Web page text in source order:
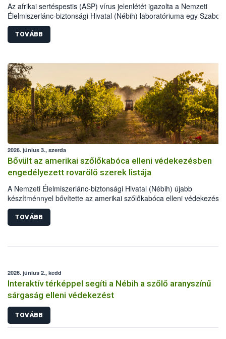
Az afrikai sertéspestis (ASP) vírus jelenlétét igazolta a Nemzeti
Élelmiszerlánc-biztonsági Hivatal (Nébih) laboratóriuma egy
Szatmár-Bereg vármegyei házisertés-állományban. Az országos
főállatorvos azonnali hatósági intézkedéseket rendelt el a betegség
további terjedésének megakadályozása érdekében. Az eset kiemelt
házi sertésekben. A hatóság a sertéstartókat a járványvédelmi
szigorú betartására kéri.
TOVÁBB
2026. június 3., szerda
Bővült az amerikai szőlőkabóca elleni védekezésben
engedélyezett rovarölő szerek listája
A Nemzeti Élelmiszerlánc-biztonsági Hivatal (Nébih) újabb
készítménnyel bővítette az amerikai szőlőkabóca elleni védekezésre
engedélyezett rovarölő szerek körét: immár 55 készítménnyel lehet
védekezni a szőlő aranyszínű sárgasága betegséget terjesztő
ellen. A frissen engedélyt kapott szer, gazdaságokban és
TOVÁBB
2026. június 2., kedd
Interaktív térképpel segíti a Nébih a szőlő aranyszínű
sárgaság elleni védekezést
TOVÁBB